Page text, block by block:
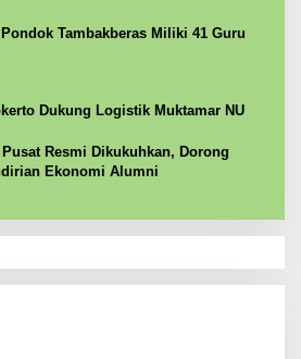
Pondok Tambakberas Miliki 41 Guru
Dukung Logistik Muktamar NU
Pusat Resmi Dikukuhkan, Dorong
Ekonomi Alumni